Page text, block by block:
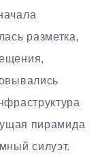
разметка,
пирамида
силуэт.